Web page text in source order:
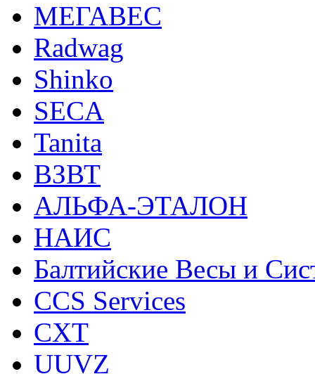
МЕГАВЕС
Radwag
Shinko
SECA
Tanita
ВЗВТ
АЛЬФА-ЭТАЛОН
НАИС
Балтийские Весы и
CCS Services
CXT
UUVZ